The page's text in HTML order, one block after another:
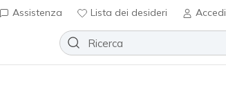
Assistenza Lista dei desideri Accedi